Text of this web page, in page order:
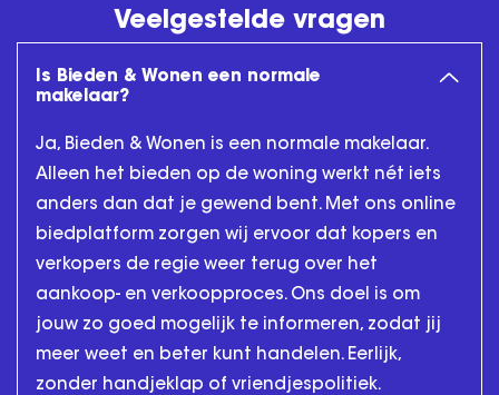
Veelgestelde vragen
Is Bieden & Wonen een normale
makelaar?
Ja, Bieden & Wonen is een normale makelaar.
Alleen het bieden op de woning werkt nét iets
anders dan dat je gewend bent. Met ons online
biedplatform zorgen wij ervoor dat kopers en
verkopers de regie weer terug over het
aankoop- en verkoopproces. Ons doel is om
jouw zo goed mogelijk te informeren, zodat jij
meer weet en beter kunt handelen. Eerlijk,
zonder handjeklap of vriendjespolitiek.